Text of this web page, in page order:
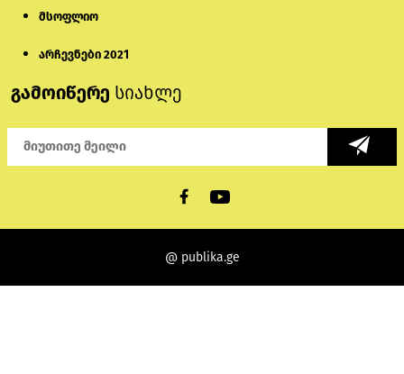
მსოფლიო
არჩევნები 2021
გამოიწერე სიახლე
@ publika.ge